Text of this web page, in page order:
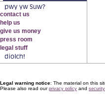
Legal warning notice: The material on this
Please also read our privacy policy and